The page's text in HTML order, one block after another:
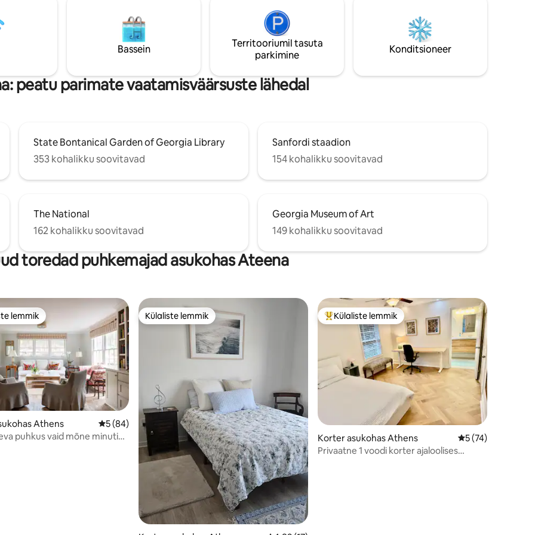
sinuga oma armastust
ja disaini vastu:) Meie
selles majutuskohas ja on
sa peatumise ajal midagi
Athens pakub – kohalike lemmikud,
kohad, mida kindlasti külastada, ja mõned
näpunäited, mis aitavad sul oma
peatumist maksimaalselt ära kasutada.
erakordseks valikuks mängupäevadeks,
ülikooliekskursioonideks, kontsertideks ja
paljudeks muudeks üritusteks.
Bassein
Territooriumil tasuta
parkimine
Konditsioneer
peatu parimate vaatamisväärsuste lähedal
State Bontanical Garden of Georgia Library
353 kohalikku soovitavad
Sanfordi staadion
154 kohalikku soovitavad
The National
162 kohalikku soovitavad
Georgia Museum of Art
149 kohalikku soovitavad
toredad puhkemajad asukohas Ateena
55 hinnangut
lemmik
lemmik
Athens Keskmine hinnang 5/5, 84 hinnangut
5 (84)
puhkus vaid mõne minuti
Külaliste lemmik
Külaliste lemmik Külaliste suur lemmik
Külaliste lemmik
Korter asukohas Athens Keskmine
5 (74)
Privaatne 1 voodi korter ajaloolises